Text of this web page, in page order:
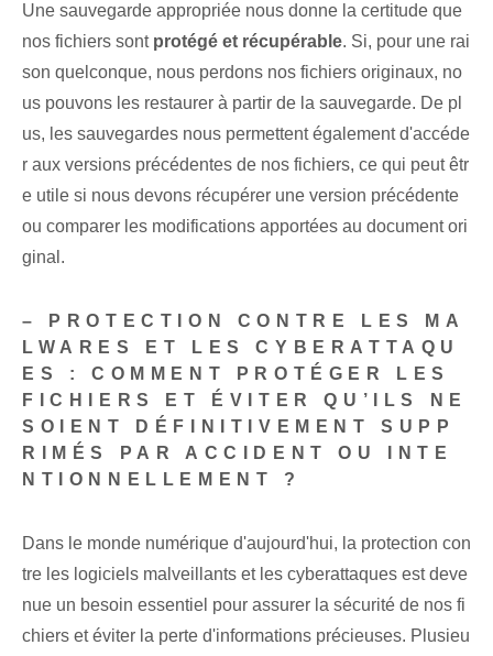
Une sauvegarde appropriée nous donne la certitude que
nos fichiers sont protégé et récupérable. Si, pour une rai
son quelconque, nous perdons nos fichiers originaux, no
us pouvons les restaurer à partir de la sauvegarde. De pl
us, les sauvegardes nous permettent également d'accéde
r aux versions précédentes de nos fichiers, ce qui peut êtr
e utile si nous devons récupérer une version précédente
ou comparer les modifications apportées au document ori
ginal.
– PROTECTION CONTRE LES MA
LWARES ET LES CYBERATTAQU
ES : COMMENT PROTÉGER LES
FICHIERS ET ÉVITER QU’ILS NE
SOIENT DÉFINITIVEMENT SUPP
RIMÉS PAR ACCIDENT OU INTE
NTIONNELLEMENT ?
Dans le monde numérique d'aujourd'hui, la protection con
tre les logiciels malveillants et les cyberattaques est deve
nue un besoin essentiel pour assurer la sécurité de nos fi
chiers et éviter la perte d'informations précieuses. Plusieu